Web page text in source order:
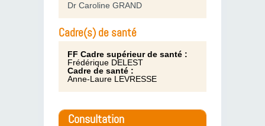
Dr Caroline GRAND
Cadre(s) de santé
FF Cadre supérieur de santé :
Frédérique DELEST
Cadre de santé :
Anne-Laure LEVRESSE
Consultation